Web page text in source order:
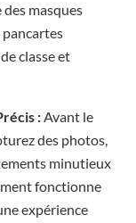
masques
classe et
:Avant le
des photos,
minutieux
fonctionne
expérience